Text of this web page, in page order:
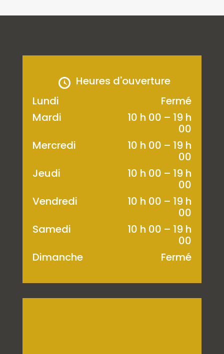
Heures d'ouverture
Lundi
Fermé
Mardi
10 h 00 – 19 h
00
Mercredi
10 h 00 – 19 h
00
Jeudi
10 h 00 – 19 h
00
Vendredi
10 h 00 – 19 h
00
Samedi
10 h 00 – 19 h
00
Dimanche
Fermé